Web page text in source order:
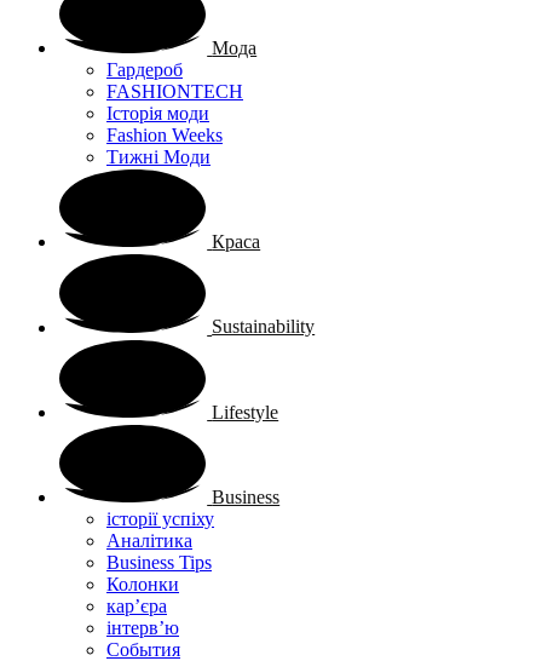
Мода
Гардероб
FASHIONTECH
Історія моди
Fashion Weeks
Тижні Моди
Краса
Sustainability
Lifestyle
Business
історії успіху
Аналітика
Business Tips
Колонки
кар’єра
інтерв’ю
Cобытия